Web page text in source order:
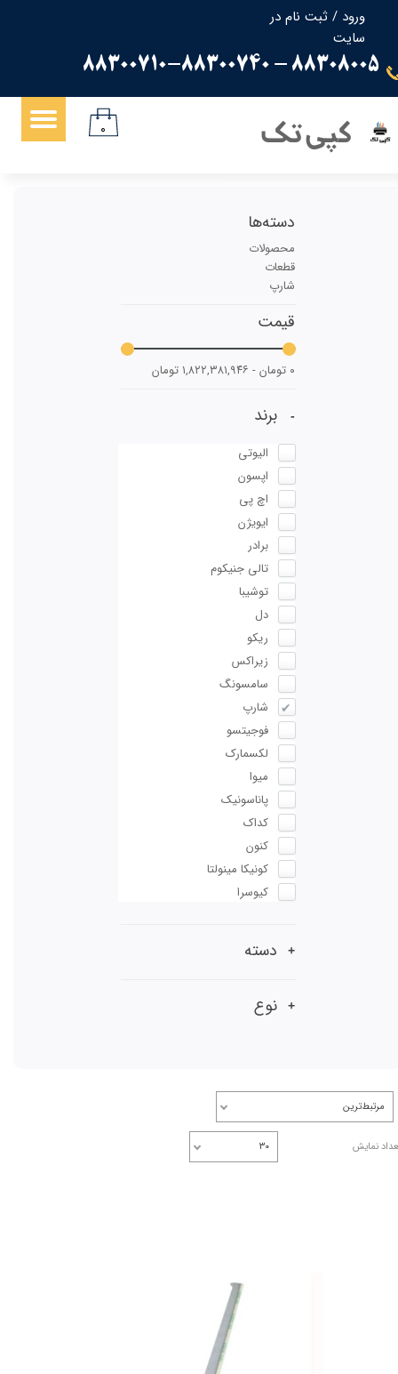
ورود / ثبت نام در
سایت
حساب کاربری من
تغییر گذر واژه
سفارشات
88308005 - 88300710-88300740
کپی تک ۰
مرتبط‌ترین
نمایش ۳۰
دسته‌ها
محصولات
قطعات
شارپ
قیمت
۰ تومان - ۱,۸۲۲,۳۸۱,۹۴۶ تومان
برند
الیوتی
اپسون
اچ پی
ایویژن
برادر
تالی جنیکوم
توشیبا
دل
ریکو
زیراکس
سامسونگ
شارپ
فوجیتسو
لکسمارک
میوا
پاناسونیک
کداک
کنون
کونیکا مینولتا
کیوسرا
دسته
نوع